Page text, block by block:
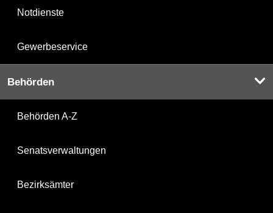
Notdienste
Gewerbeservice
Behörden
Behörden A-Z
Senatsverwaltungen
Bezirksämter